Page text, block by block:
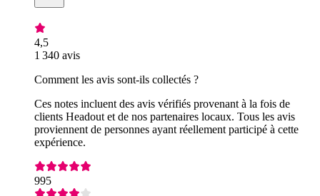
4,5
1 340 avis
Comment les avis sont-ils collectés ?
Ces notes incluent des avis vérifiés provenant à la fois de
clients Headout et de nos partenaires locaux. Tous les avis
proviennent de personnes ayant réellement participé à cette
expérience.
995